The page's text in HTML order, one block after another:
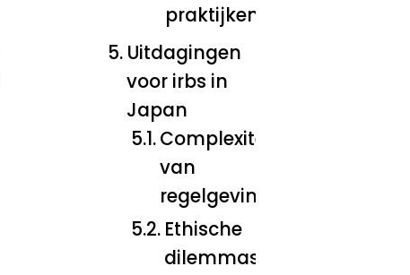
praktijken
Uitdagingen
voor irbs in
Japan
Complexiteit
van
regelgeving
Ethische
dilemmas